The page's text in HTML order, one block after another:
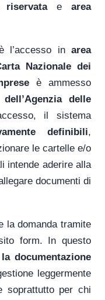
riservataearea
l’accesso in area
Nazionale dei
è ammesso
delle
il sistema
definibili,
le cartelle e/o
intende aderire alla
documenti di
la domanda tramite
form. In questo
documentazione
leggermente
soprattutto per chi